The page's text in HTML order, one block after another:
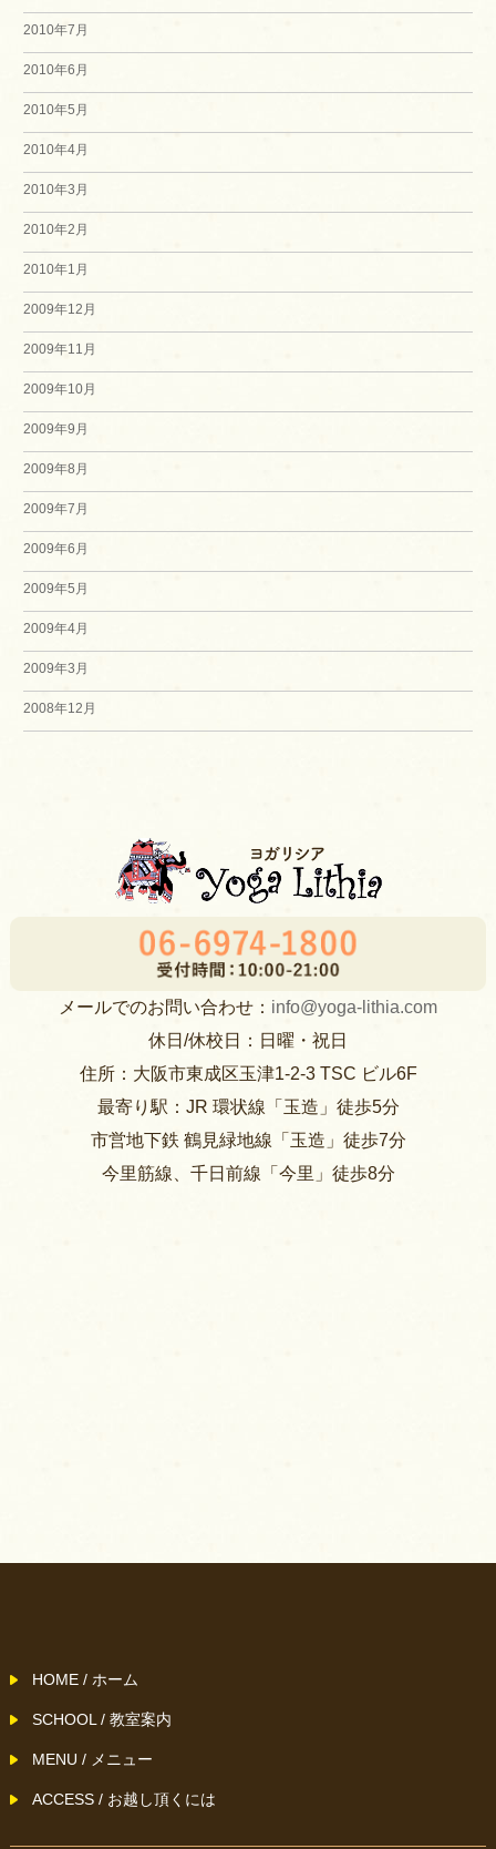
2010年7月
2010年6月
2010年5月
2010年4月
2010年3月
2010年2月
2010年1月
2009年12月
2009年11月
2009年10月
2009年9月
2009年8月
2009年7月
2009年6月
2009年5月
2009年4月
2009年3月
2008年12月
メールでのお問い合わせ： info@yoga-lithia.com
休日/休校日：日曜・祝日
住所：大阪市東成区玉津1-2-3 TSC ビル6F
最寄り駅：JR 環状線「玉造」徒歩5分
市営地下鉄 鶴見緑地線「玉造」徒歩7分
今里筋線、千日前線「今里」徒歩8分
HOME / ホーム
SCHOOL / 教室案内
MENU / メニュー
ACCESS / お越し頂くには